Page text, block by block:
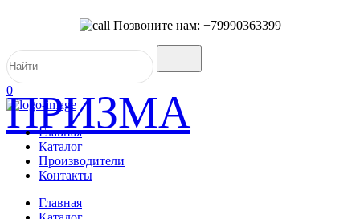
Позвоните нам: +79990363399
0
ПРИЗМА
Главная
Каталог
Производители
Контакты
Главная